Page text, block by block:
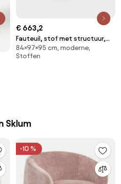
€ 663,2
Fauteuil, stof met structuur,
Victor
84×97×95 cm, moderne,
Stoffen
Sklum
-10 %